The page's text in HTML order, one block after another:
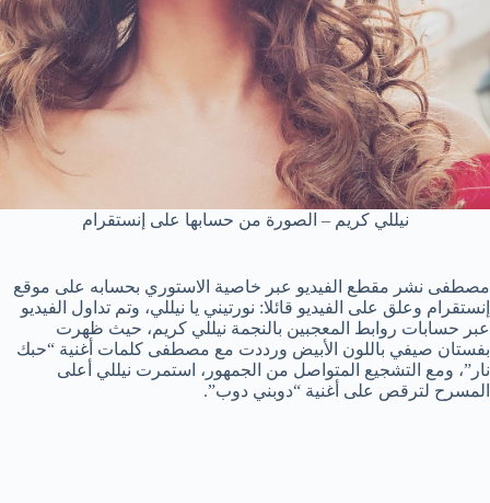
نيللي كريم – الصورة من حسابها على إنستقرام
مصطفى نشر مقطع الفيديو عبر خاصية الاستوري بحسابه على موقع
إنستقرام وعلق على الفيديو قائلا: نورتيني يا نيللي، وتم تداول الفيديو
عبر حسابات روابط المعجبين بالنجمة نيللي كريم، حيث ظهرت
بفستان صيفي باللون الأبيض ورددت مع مصطفى كلمات أغنية “حبك
نار”، ومع التشجيع المتواصل من الجمهور، استمرت نيللي أعلى
المسرح لترقص على أغنية “دوبني دوب”.